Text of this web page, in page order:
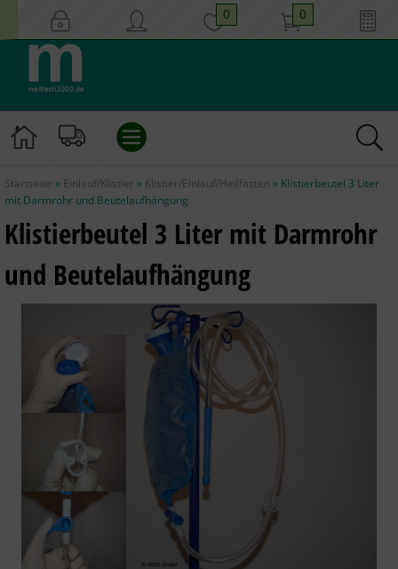
0 0
EINLAUF/KLISTIER
KATHETER
INSTRUMENTE
HYGIENE
SONSTIGES
Startseite » Einlauf/Klistier » Klistier/Einlauf/Heilfasten » Klistierbeutel 3 Liter
mit Darmrohr und Beutelaufhängung
Klistierbeutel 3 Liter mit Darmrohr
und Beutelaufhängung